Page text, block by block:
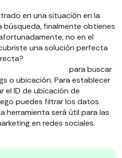
en una situación en la
búsqueda, finalmente obtienes
no en el
una solución perfecta
para buscar
o ubicación. Para establecer
el ID de ubicación de
puedes filtrar los datos
herramienta será útil para las
en redes sociales.